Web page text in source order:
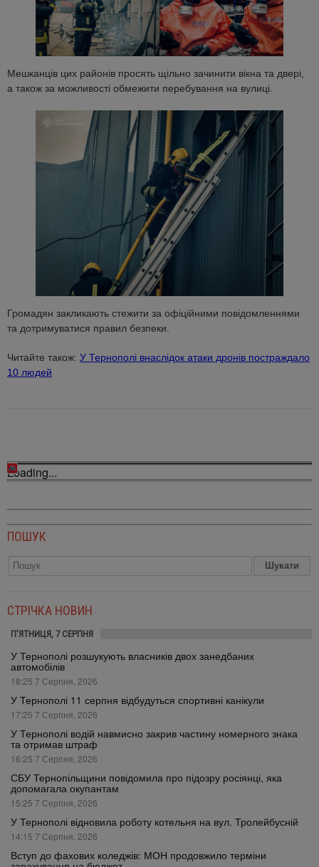
Мешканців цих районів просять щільно зачинити вікна та двері,
а також за можливості обмежити перебування на вулиці.
Громадян закликають стежити за офіційними повідомленнями
та дотримуватися правил безпеки.
Читайте також: У Тернополі внаслідок атаки дронів постраждало
10 людей
Loading...
ПОШУК
СТРІЧКА НОВИН
П’ЯТНИЦЯ, 7 СЕРПНЯ
У Тернополі розшукують власників двох занедбаних
автомобілів
18:25 7 Серпня, 2026
У Тернополі 11 серпня відбудуться спортивні канікули
17:25 7 Серпня, 2026
У Тернополі водій навмисно закрив частину номерного знака
та отримав штраф
16:25 7 Серпня, 2026
СБУ Тернопільщини повідомила про підозру росіянці, яка
допомагала окупантам
15:25 7 Серпня, 2026
У Тернополі відновила роботу котельня на вул. Тролейбусній
14:15 7 Серпня, 2026
Вступ до фахових коледжів: МОН продовжило терміни